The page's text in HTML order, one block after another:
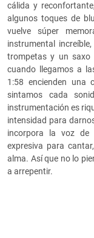
cálida y
algunos toques de
vuelve súper
instrumental
trompetas y un saxo
cuando llegamos a
1:58 encienden una
sintamos cada
instrumentación es
intensidad para
incorpora la voz de
expresiva para
alma. Así que no lo
a arrepentir.